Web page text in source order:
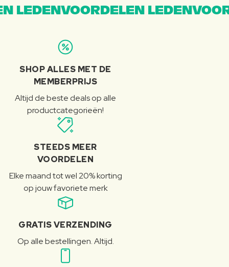
LEDENVOORDELEN
SHOP ALLES MET DE
MEMBERPRIJS
Altijd de beste deals op alle
productcategorieën!
STEEDS MEER
VOORDELEN
Elke maand tot wel 20% korting
op jouw favoriete merk
GRATIS VERZENDING
Op alle bestellingen. Altijd.